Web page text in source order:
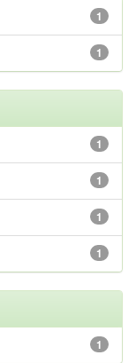
1
1
1
1
1
1
1